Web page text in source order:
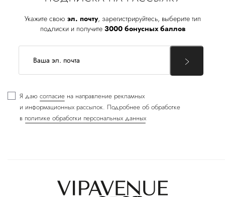
Укажите свою эл. почту, зарегистрируйтесь, выберите тип
подписки и получите 3000 бонусных баллов
Я даю согласие на направление рекламных
и информационных рассылок. Подробнее об обработке
в политике обработки персональных данных